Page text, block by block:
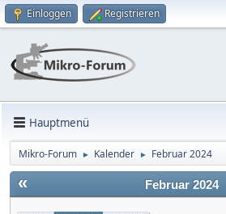
Einloggen Registrieren
Hauptmenü
Mikro-Forum ► Kalender ► Februar 2024
« Februar 2024